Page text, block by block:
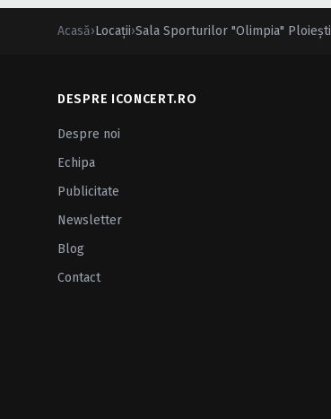
Acasă›Locații›Sala Sporturilor "Olimpia" Ploieşti
DESPRE ICONCERT.RO
Despre noi
Echipa
Publicitate
Newsletter
Blog
Contact